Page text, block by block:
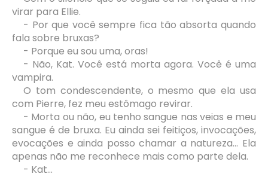
virar para Ellie.
- Por que você sempre fica tão absorta quando
fala sobre bruxas?
- Porque eu sou uma, oras!
- Não, Kat. Você está morta agora. Você é uma
vampira.
O tom condescendente, o mesmo que ela usa
com Pierre, fez meu estômago revirar.
- Morta ou não, eu tenho sangue nas veias e meu
sangue é de bruxa. Eu ainda sei feitiços, invocações,
evocações e ainda posso chamar a natureza... Ela
apenas não me reconhece mais como parte dela.
- Kat...